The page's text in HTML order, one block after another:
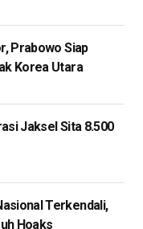
Prabowo Siap
Korea Utara
Jaksel Sita 8.500
Terkendali,
Hoaks